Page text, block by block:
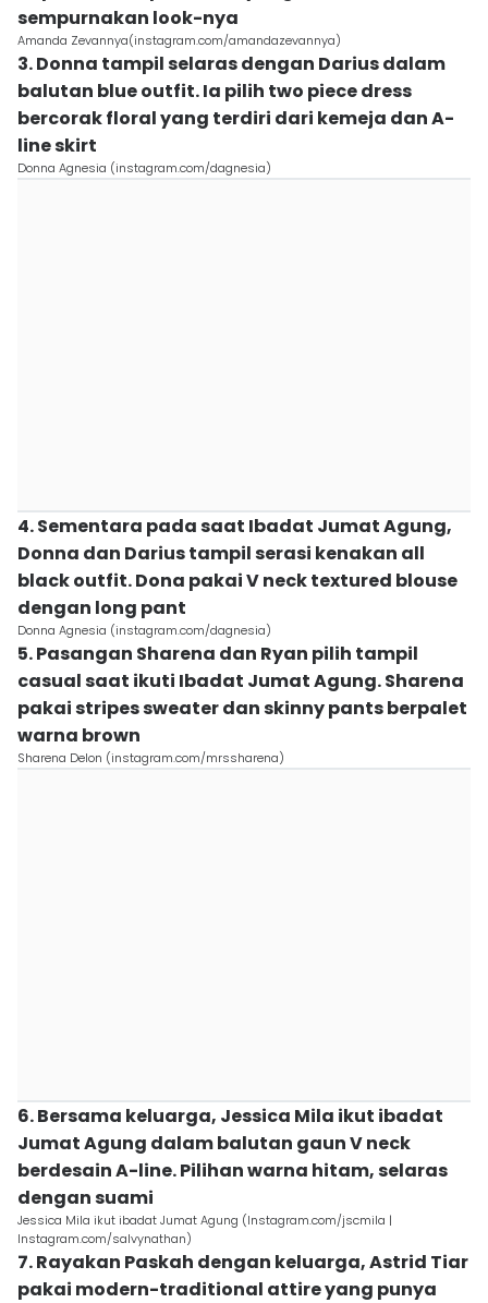
sempurnakan look-nya
Amanda Zevannya(instagram.com/amandazevannya)
3. Donna tampil selaras dengan Darius dalam
balutan blue outfit. Ia pilih two piece dress
bercorak floral yang terdiri dari kemeja dan A-
line skirt
Donna Agnesia (instagram.com/dagnesia)
4. Sementara pada saat Ibadat Jumat Agung,
Donna dan Darius tampil serasi kenakan all
black outfit. Dona pakai V neck textured blouse
dengan long pant
Donna Agnesia (instagram.com/dagnesia)
5. Pasangan Sharena dan Ryan pilih tampil
casual saat ikuti Ibadat Jumat Agung. Sharena
pakai stripes sweater dan skinny pants berpalet
warna brown
Sharena Delon (instagram.com/mrssharena)
6. Bersama keluarga, Jessica Mila ikut ibadat
Jumat Agung dalam balutan gaun V neck
berdesain A-line. Pilihan warna hitam, selaras
dengan suami
Jessica Mila ikut ibadat Jumat Agung (Instagram.com/jscmila |
Instagram.com/salvynathan)
7. Rayakan Paskah dengan keluarga, Astrid Tiar
pakai modern-traditional attire yang punya